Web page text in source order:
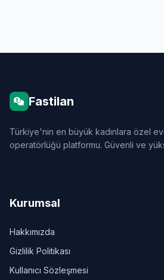
Fastilan
Türkiye'nin en büyük kadınlara özel
operatörlüğü platformu. Güvenli ve
Kurumsal
Hakkımızda
Gizlilik Politikası
Kullanıcı Sözleşmesi